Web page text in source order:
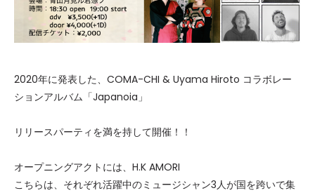
2020年に発表した、COMA-CHI & Uyama Hiroto コラボレー
ションアルバム「Japanoia」
リリースパーティを満を持して開催！！
オープニングアクトには、H.K AMORI
こちらは、それぞれ活躍中のミュージシャン3人が国を跨いで集